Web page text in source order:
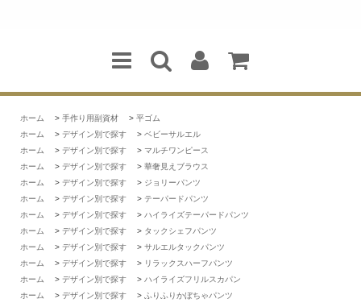
ホーム > 手作り用副資材 > 平ゴム
ホーム
> デザイン別で探す > ベビーサルエル
ホーム
> デザイン別で探す > マルチワンピース
ホーム
> デザイン別で探す > 華奢見えブラウス
ホーム
> デザイン別で探す > ジョリーパンツ
ホーム
> デザイン別で探す > テーパードパンツ
ホーム
> デザイン別で探す > ハイライズテーパードパンツ
ホーム
> デザイン別で探す > タックシェフパンツ
ホーム
> デザイン別で探す > サルエルタックパンツ
ホーム
> デザイン別で探す > リラックスハーフパンツ
ホーム
> デザイン別で探す > ハイライズフリルスカパン
ホーム
> デザイン別で探す > ふりふりかぼちゃパンツ